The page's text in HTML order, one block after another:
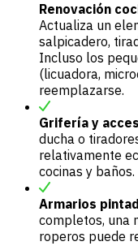
Renovación
Actualiza un
salpicadero,
Incluso los
(licuadora,
reemplazarse.
Grifería y
ducha o
relativamente
cocinas y baños.
Armarios
completos, una
roperos puede